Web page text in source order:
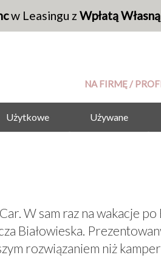
w Leasingu z Wpłatą
NA FIRMĘ /
Użytkowe Używane
W sam raz na wakacje po
Białowieska.
rozwiązaniem niż